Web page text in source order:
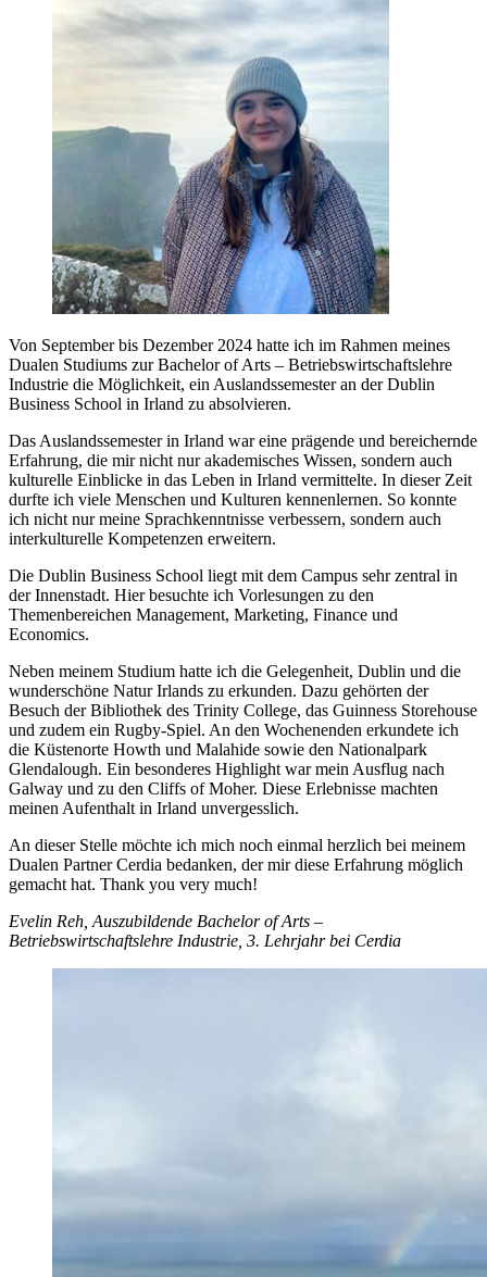
Von September bis Dezember 2024 hatte ich im Rahmen meines
Dualen Studiums zur Bachelor of Arts – Betriebswirtschaftslehre
Industrie die Möglichkeit, ein Auslandssemester an der Dublin
Business School in Irland zu absolvieren.
Das Auslandssemester in Irland war eine prägende und bereichernde
Erfahrung, die mir nicht nur akademisches Wissen, sondern auch
kulturelle Einblicke in das Leben in Irland vermittelte. In dieser Zeit
durfte ich viele Menschen und Kulturen kennenlernen. So konnte
ich nicht nur meine Sprachkenntnisse verbessern, sondern auch
interkulturelle Kompetenzen erweitern.
Die Dublin Business School liegt mit dem Campus sehr zentral in
der Innenstadt. Hier besuchte ich Vorlesungen zu den
Themenbereichen Management, Marketing, Finance und
Economics.
Neben meinem Studium hatte ich die Gelegenheit, Dublin und die
wunderschöne Natur Irlands zu erkunden. Dazu gehörten der
Besuch der Bibliothek des Trinity College, das Guinness Storehouse
und zudem ein Rugby-Spiel. An den Wochenenden erkundete ich
die Küstenorte Howth und Malahide sowie den Nationalpark
Glendalough. Ein besonderes Highlight war mein Ausflug nach
Galway und zu den Cliffs of Moher. Diese Erlebnisse machten
meinen Aufenthalt in Irland unvergesslich.
An dieser Stelle möchte ich mich noch einmal herzlich bei meinem
Dualen Partner Cerdia bedanken, der mir diese Erfahrung möglich
gemacht hat. Thank you very much!
Evelin Reh, Auszubildende Bachelor of Arts –
Betriebswirtschaftslehre Industrie, 3. Lehrjahr bei Cerdia